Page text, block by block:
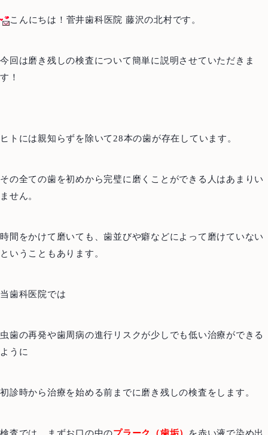
こんにちは！菅井歯科医院 藤沢の北村です。
今回は磨き残しの検査について簡単に説明させていただきま
す！
ヒトには親知らずを除いて28本の歯が存在しています。
その全ての歯を初めから完璧に磨くことができる人はあまりい
ません。
時間をかけて磨いても、歯並びや癖などによって磨けていない
ということもあります。
当歯科医院では
虫歯の再発や歯周病の進行リスクが少しでも低い治療ができる
ように
初診時から治療を始める前までに磨き残しの検査をします。